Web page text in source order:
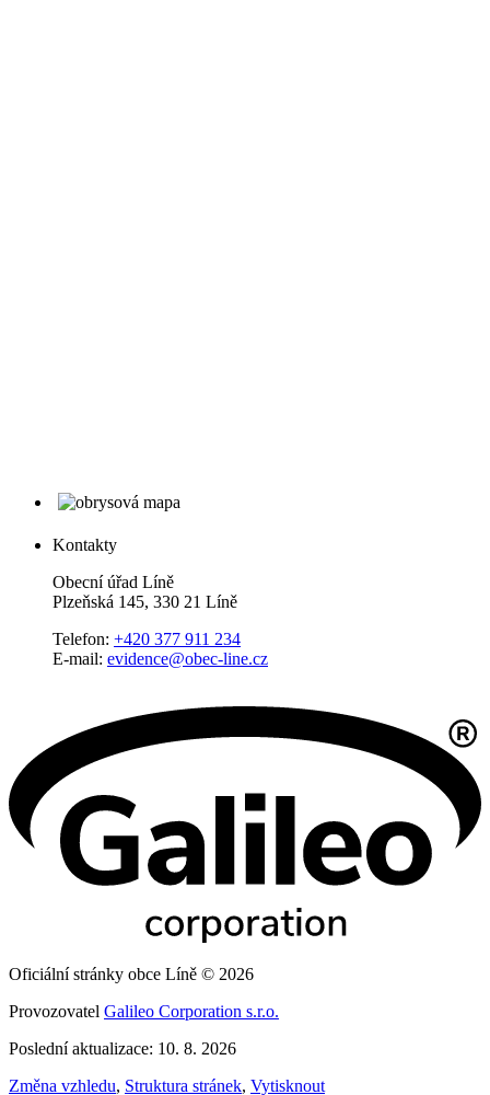
Kontakty
Obecní úřad Líně
Plzeňská 145, 330 21 Líně
Telefon: +420 377 911 234
E-mail: evidence@obec-line.cz
Oficiální stránky obce Líně © 2026
Provozovatel Galileo Corporation s.r.o.
Poslední aktualizace: 10. 8. 2026
Změna vzhledu, Struktura stránek, Vytisknout